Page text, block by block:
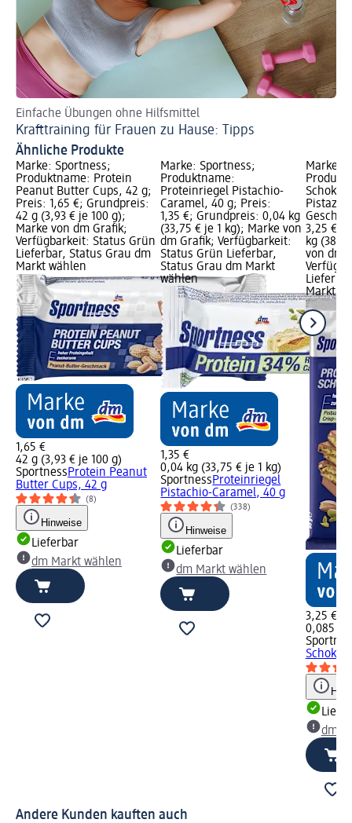
Einfache Übungen ohne Hilfsmittel
Krafttraining für Frauen zu Hause: Tipps
Ähnliche Produkte
Marke: Sportness;
Produktname: Protein
Peanut Butter Cups, 42 g;
Preis: 1,65 €; Grundpreis:
42 g (3,93 € je 100 g);
Marke von dm Grafik;
Verfügbarkeit: Status Grün
Lieferbar, Status Grau dm
Markt wählen
1,65 €
42 g (3,93 € je 100 g)
SportnessProtein Peanut
Butter Cups, 42 g
(8)
Hinweise
Lieferbar
dm Markt wählen
Marke: Sportness;
Produktname:
Proteinriegel Pistachio-
Caramel, 40 g; Preis:
1,35 €; Grundpreis: 0,04 kg
(33,75 € je 1 kg); Marke von
dm Grafik; Verfügbarkeit:
Status Grün Lieferbar,
Status Grau dm Markt
wählen
1,35 €
0,04 kg (33,75 € je 1 kg)
SportnessProteinriegel
Pistachio-Caramel, 40 g
(338)
Hinweise
Lieferbar
dm Markt wählen
Marke:
3,25 €;
kg
von dm
Markt
3,25 €
0,085 kg
dm
Andere Kunden kauften auch